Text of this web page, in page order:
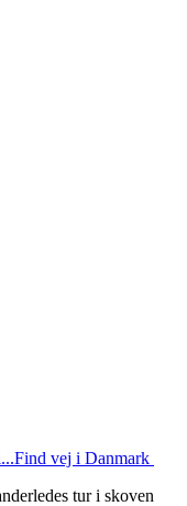
Find vej i Danmark
tur i skoven